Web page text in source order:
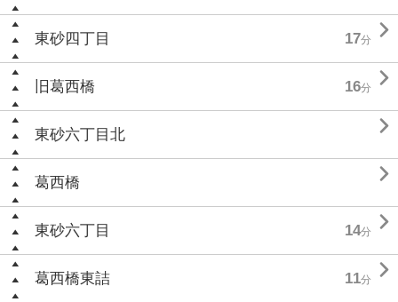
東砂四丁目 17分 
旧葛西橋 16分 
東砂六丁目北 
葛西橋 
東砂六丁目 14分 
葛西橋東詰 11分 